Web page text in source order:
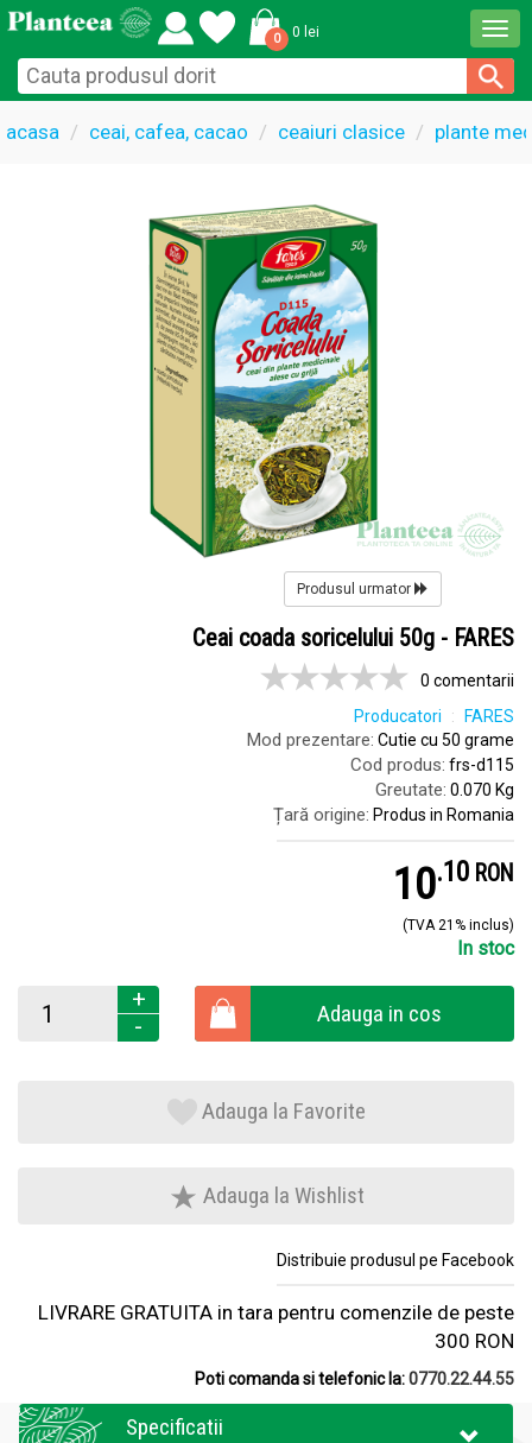
0 0 lei
acasa ceai, cafea, cacao ceaiuri clasice plante
Produsul urmator
Ceai coada soricelului 50g - FARES
0 comentarii
Producatori
FARES
Mod prezentare: Cutie cu 50 grame
Cod produs: frs-d115
Greutate: 0.070 Kg
Țară origine: Produs in Romania
10.1 RON
(TVA 21% inclus)
In stoc
+
-
Adauga in cos
Adauga la Favorite
Adauga la Wishlist
Distribuie produsul pe Facebook
LIVRARE GRATUITA in tara pentru comenzile de peste
300 RON
Poti comanda si telefonic la:0770.22.44.55
Specificatii